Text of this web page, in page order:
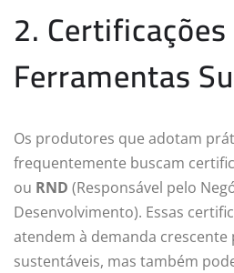
2.
Ferramentas
Os produtores que adotam
frequentemente buscam
ou RND (Responsável pelo
Desenvolvimento). Essas
atendem à demanda
sustentáveis, mas também